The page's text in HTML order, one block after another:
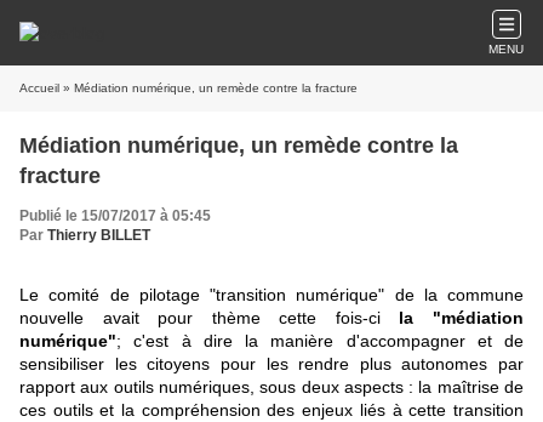
MENU
Accueil » Médiation numérique, un remède contre la fracture
Médiation numérique, un remède contre la
fracture
Publié le 15/07/2017 à 05:45
Par Thierry BILLET
Le comité de pilotage "transition numérique" de la commune
nouvelle avait pour thème cette fois-ci la "médiation
numérique"; c'est à dire la manière d'accompagner et de
sensibiliser les citoyens pour les rendre plus autonomes par
rapport aux outils numériques, sous deux aspects : la maîtrise de
ces outils et la compréhension des enjeux liés à cette transition